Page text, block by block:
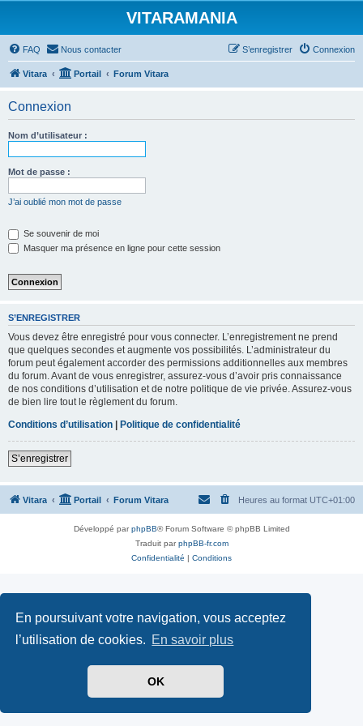
En poursuivant votre navigation, vous acceptez
l’utilisation de cookies. En savoir plus
OK
VITARAMANIA
FAQ Nous contacter Connexion
S’enregistrer
Vitara Portail Forum Vitara
Connexion
Nom d’utilisateur :
Mot de passe :
J’ai oublié mon mot de passe
Se souvenir de moi
Masquer ma présence en ligne pour cette session
S’ENREGISTRER
Vous devez être enregistré pour vous connecter. L’enregistrement ne prend
que quelques secondes et augmente vos possibilités. L’administrateur du
forum peut également accorder des permissions additionnelles aux membres
du forum. Avant de vous enregistrer, assurez-vous d’avoir pris connaissance
de nos conditions d’utilisation et de notre politique de vie privée. Assurez-vous
de bien lire tout le règlement du forum.
Conditions d’utilisation | Politique de confidentialité
S’enregistrer
Vitara Portail Forum Vitara Heures au format UTC+01:00
Développé parphpBB® Forum Software © phpBB Limited
Traduit parphpBB-fr.com
Confidentialité | Conditions